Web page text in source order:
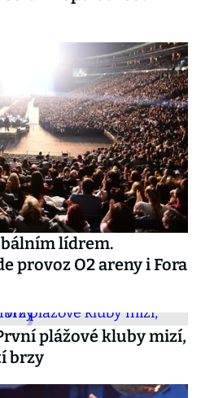
lídrem.
provoz O2 areny i Fora
plážové kluby mizí,
brzy